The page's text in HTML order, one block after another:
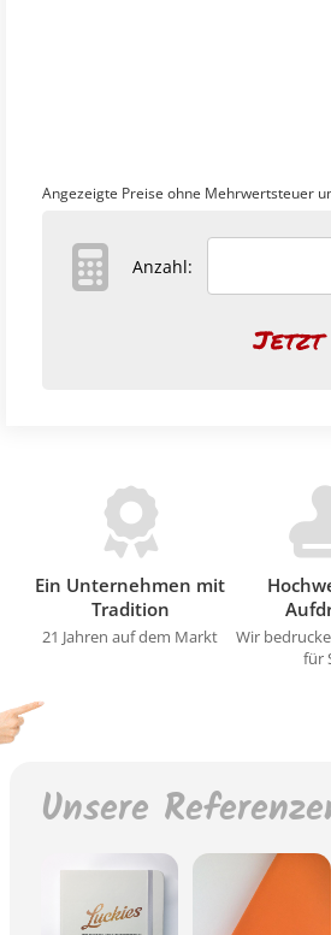
Angezeigte Preise ohne Mehrwertsteuer
Anzahl:
Ein Unternehmen mit
Tradition
21 Jahren auf dem Markt
Wir
für
Unsere